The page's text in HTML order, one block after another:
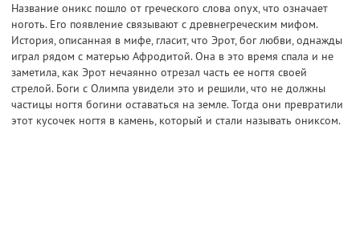
EN
Название оникс пошло от греческого слова onyx, что означает
ноготь. Его появление связывают с древнегреческим мифом.
История, описанная в мифе, гласит, что Эрот, бог любви, однажды
играл рядом с матерью Афродитой. Она в это время спала и не
заметила, как Эрот нечаянно отрезал часть ее ногтя своей
стрелой. Боги с Олимпа увидели это и решили, что не должны
частицы ногтя богини оставаться на земле. Тогда они превратили
этот кусочек ногтя в камень, который и стали называть ониксом.